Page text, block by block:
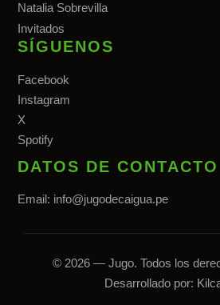
Natalia Sobrevilla
Invitados
SÍGUENOS
Facebook
Instagram
X
Spotify
DATOS DE CONTACTO
Email: info@jugodecaigua.pe
© 2026 — Jugo. Todos los
Desarrollado por: